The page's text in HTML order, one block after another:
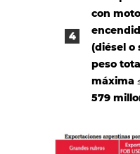
con
(diésel o
peso
máxima
579